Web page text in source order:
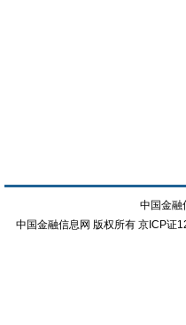
中国金融
中国金融信息网 版权所有 京ICP证